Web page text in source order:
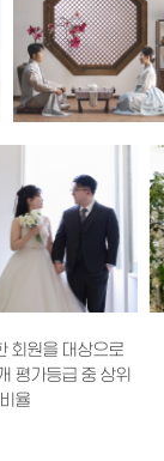
회원을 대상으로
평가등급 중 상위
율